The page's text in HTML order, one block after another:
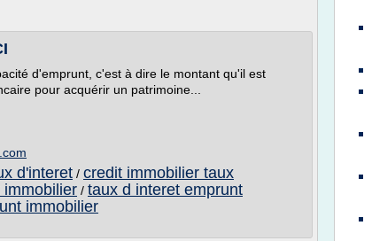
d'emprunt, c'est à dire le montant qu'il est
pour acquérir un patrimoine...
d'interet / credit immobilier taux
/ taux d interet emprunt
immobilier